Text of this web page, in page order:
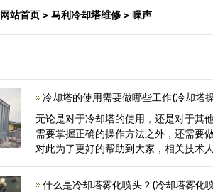
网站首页 > 马利冷却塔维修 > 噪声
冷却塔的使用需要做哪些工作(冷却塔
无论是对于冷却塔的使用，还是对于其
需要掌握正确的操作方法之外，还需要
对此为了更好的帮助到大家，相关技术
什么是冷却塔雾化喷头？(冷却塔雾化